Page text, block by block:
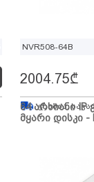
NVR508-64B
64 არხიანი IP
მყარი დისკი -
2004.75₾
გზაშია,